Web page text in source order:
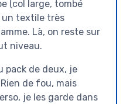
(col large, tombé
textile très
Là, on reste sur
niveau.
pack de deux, je
Rien de fou, mais
je les garde dans